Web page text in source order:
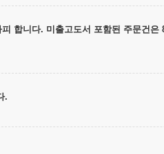
합니다. 미출고도서 포함된 주문건은
.